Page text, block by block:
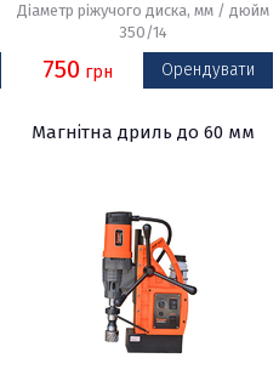
Діаметр ріжучого диска, мм / дюйм
350/14
750 грн Орендувати
Магнітна дриль до 60 мм